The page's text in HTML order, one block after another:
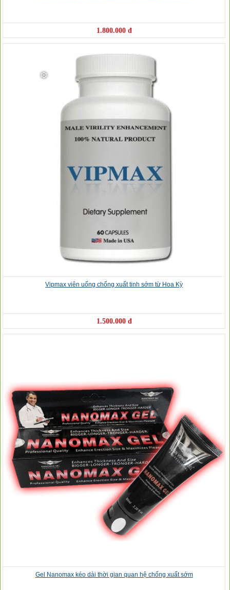
1.800.000 đ
Vipmax viên uống chống xuất tinh sớm từ Hoa Kỳ
1.500.000 đ
Gel Nanomax kéo dài thời gian quan hệ chống xuất sớm
❆